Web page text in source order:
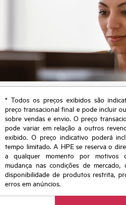
* Todos os preços exibidos são
preço transacional final e pode incluir
sobre vendas e envio. O preço
pode variar em relação a outros
exibido. O preço indicativo poderá
tempo limitado. A HPE se reserva o
a qualquer momento por motivos
mudança nas condições de mercado,
disponibilidade de produtos restrita,
erros em anúncios.